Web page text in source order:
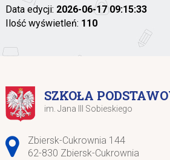
Data edycji: 2026-06-17 09:15:33
Ilość wyświetleń: 110
SZKOŁA
im. Jana III Sobieskiego
Adres pocztowy:
Zbiersk-Cukrownia 144
62-830 Zbiersk-Cukrownia